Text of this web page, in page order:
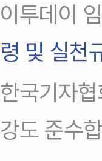
이투데이
령 및 실천
한국기자
강도 준수